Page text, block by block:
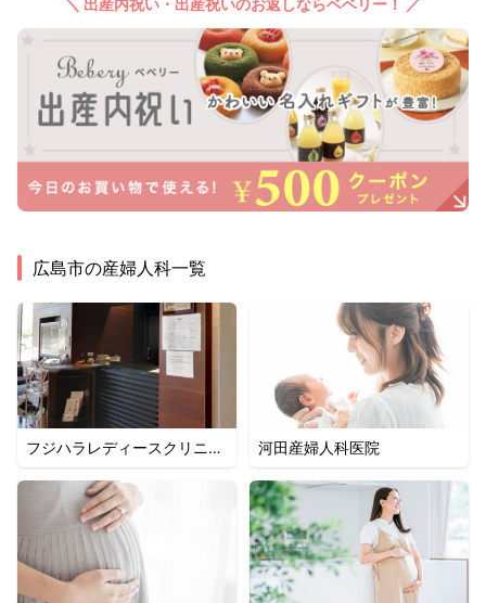
＼ 出産内祝い・出産祝いのお返しならベベリー！ ／
広島市の産婦人科一覧
フジハラレディースクリニッ
河田産婦人科医院